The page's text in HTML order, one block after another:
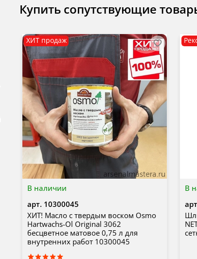
Купить сопутствующие
В наличии
ХИТ продаж
арт. 10300045
ХИТ! Масло с твердым воском Osmo
Hartwachs-Ol Original 3062
бесцветное матовое 0,75 л для
внутренних работ 10300045
В